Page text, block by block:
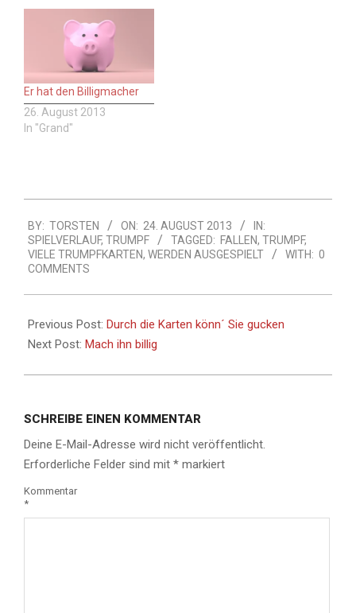
Er hat den Billigmacher
26. August 2013
In "Grand"
08-
24
BY: TORSTEN ON: 24. AUGUST 2013
IN:
SPIELVERLAUF, TRUMPF TAGGED: FALLEN, TRUMPF,
VIELE TRUMPFKARTEN, WERDEN AUSGESPIELT WITH: 0
COMMENTS
Previous Post: Durch die Karten könn´ Sie gucken
Next Post: Mach ihn billig
SCHREIBE EINEN KOMMENTAR
Deine E-Mail-Adresse wird nicht veröffentlicht.
Erforderliche Felder sind mit * markiert
Kommentar
*